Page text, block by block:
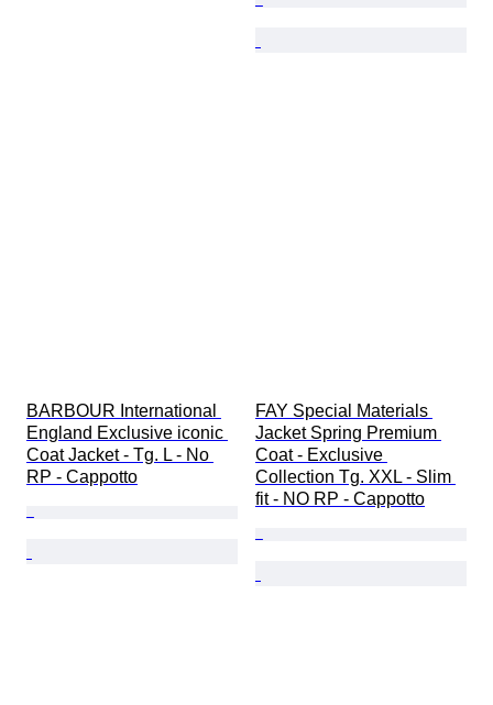
BARBOUR International
England Exclusive iconic
Coat Jacket - Tg. L - No
RP - Cappotto
FAY Special Materials
Jacket Spring Premium
Coat - Exclusive
Collection Tg. XXL - Slim
fit - NO RP - Cappotto